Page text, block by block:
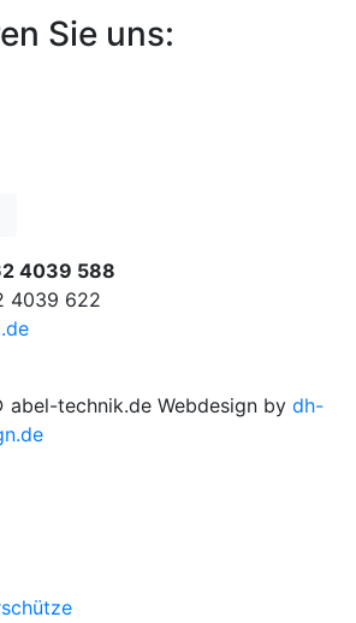
Sie uns:
4039 588
4039 622
technik.de Webdesign by dh-